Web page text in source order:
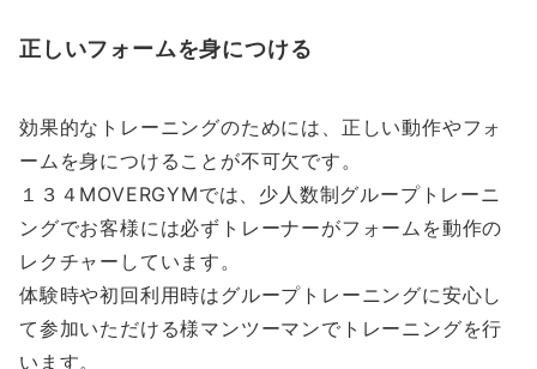
正しいフォームを身につける
効果的なトレーニングのためには、正しい動作やフォ
ームを身につけることが不可欠です。
１３４MOVERGYMでは、少人数制グループトレーニ
ングでお客様には必ずトレーナーがフォームを動作の
レクチャーしています。
体験時や初回利用時はグループトレーニングに安心し
て参加いただける様マンツーマンでトレーニングを行
います。